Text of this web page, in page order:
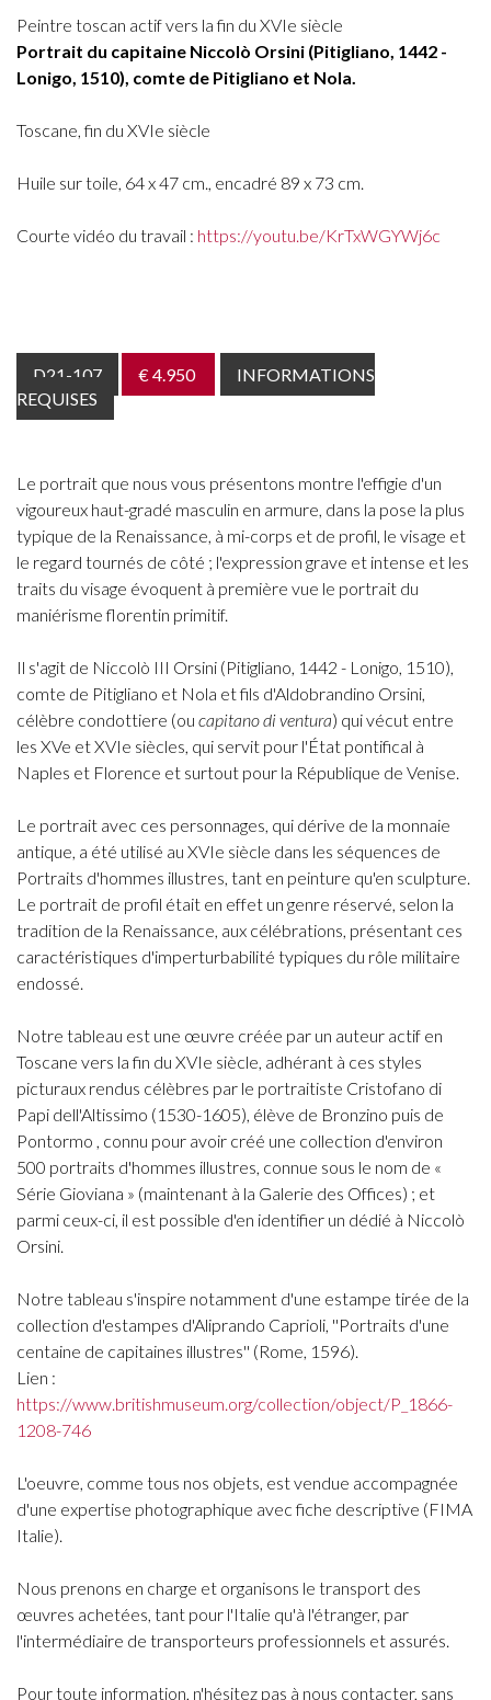
Peintre toscan actif vers la fin du XVIe siècle
Portrait du capitaine Niccolò Orsini (Pitigliano, 1442 -
Lonigo, 1510), comte de Pitigliano et Nola.
Toscane, fin du XVIe siècle
Huile sur toile, 64 x 47 cm., encadré 89 x 73 cm.
Courte vidéo du travail : https://youtu.be/KrTxWGYWj6c
D21-107 € 4.950
INFORMATIONS
REQUISES
Le portrait que nous vous présentons montre l'effigie d'un
vigoureux haut-gradé masculin en armure, dans la pose la plus
typique de la Renaissance, à mi-corps et de profil, le visage et
le regard tournés de côté ; l'expression grave et intense et les
traits du visage évoquent à première vue le portrait du
maniérisme florentin primitif.
Il s'agit de Niccolò III Orsini (Pitigliano, 1442 - Lonigo, 1510),
comte de Pitigliano et Nola et fils d'Aldobrandino Orsini,
célèbre condottiere (ou capitano di ventura) qui vécut entre
les XVe et XVIe siècles, qui servit pour l'État pontifical à
Naples et Florence et surtout pour la République de Venise.
Le portrait avec ces personnages, qui dérive de la monnaie
antique, a été utilisé au XVIe siècle dans les séquences de
Portraits d'hommes illustres, tant en peinture qu'en sculpture.
Le portrait de profil était en effet un genre réservé, selon la
tradition de la Renaissance, aux célébrations, présentant ces
caractéristiques d'imperturbabilité typiques du rôle militaire
endossé.
Notre tableau est une œuvre créée par un auteur actif en
Toscane vers la fin du XVIe siècle, adhérant à ces styles
picturaux rendus célèbres par le portraitiste Cristofano di
Papi dell'Altissimo (1530-1605), élève de Bronzino puis de
Pontormo , connu pour avoir créé une collection d'environ
500 portraits d'hommes illustres, connue sous le nom de «
Série Gioviana » (maintenant à la Galerie des Offices) ; et
parmi ceux-ci, il est possible d'en identifier un dédié à Niccolò
Orsini.
Notre tableau s'inspire notamment d'une estampe tirée de la
collection d'estampes d'Aliprando Caprioli, ''Portraits d'une
centaine de capitaines illustres'' (Rome, 1596).
Lien :
https://www.britishmuseum.org/collection/object/P_1866-
1208-746
L'oeuvre, comme tous nos objets, est vendue accompagnée
d'une expertise photographique avec fiche descriptive (FIMA
Italie).
Nous prenons en charge et organisons le transport des
œuvres achetées, tant pour l'Italie qu'à l'étranger, par
l'intermédiaire de transporteurs professionnels et assurés.
Pour toute information, n'hésitez pas à nous contacter, sans